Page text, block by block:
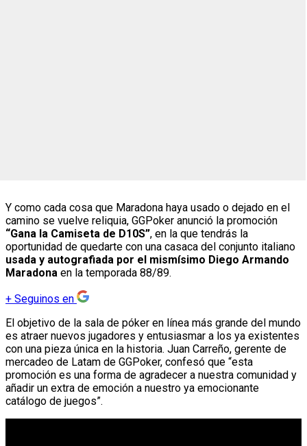
Y como cada cosa que Maradona haya usado o dejado en el
camino se vuelve reliquia, GGPoker anunció la promoción
“Gana la Camiseta de D10S”, en la que tendrás la
oportunidad de quedarte con una casaca del conjunto italiano
usada y autografiada por el mismísimo Diego Armando
Maradona en la temporada 88/89.
+ Seguinos en
El objetivo de la sala de póker en línea más grande del mundo
es atraer nuevos jugadores y entusiasmar a los ya existentes
con una pieza única en la historia. Juan Carreño, gerente de
mercadeo de Latam de GGPoker, confesó que “esta
promoción es una forma de agradecer a nuestra comunidad y
añadir un extra de emoción a nuestro ya emocionante
catálogo de juegos”.